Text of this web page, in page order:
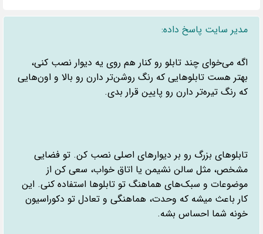
مدیر سایت پاسخ داده:
اگه می‌خوای چند تابلو رو کنار هم روی یه دیوار نصب کنی،
بهتر هست تابلوهایی که رنگ روشن‌تر دارن رو بالا و اون‌هایی
که رنگ تیره‌تر دارن رو پایین قرار بدی.
تابلوهای بزرگ رو بر دیوارهای اصلی نصب کن. تو فضایی
مشخص، مثل سالن نشیمن یا اتاق خواب، سعی کن از
موضوعات و سبک‌های هماهنگ تو تابلوها استفاده کنی. این
کار باعث میشه که وحدت، هماهنگی و تعادل تو دکوراسیون
خونه شما احساس بشه.